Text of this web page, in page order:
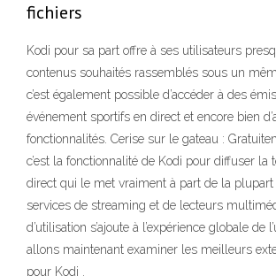
fichiers
Kodi pour sa part offre à ses utilisateurs
contenus souhaités rassemblés sous un
c’est également possible d’accéder à des
événement sportifs en direct et encore bien
fonctionnalités. Cerise sur le gateau :
c’est la fonctionnalité de Kodi pour diffuser la
direct qui le met vraiment à part de la plupart
services de streaming et de lecteurs
d’utilisation s’ajoute à l’expérience globale de
allons maintenant examiner les meilleurs
pour Kodi .